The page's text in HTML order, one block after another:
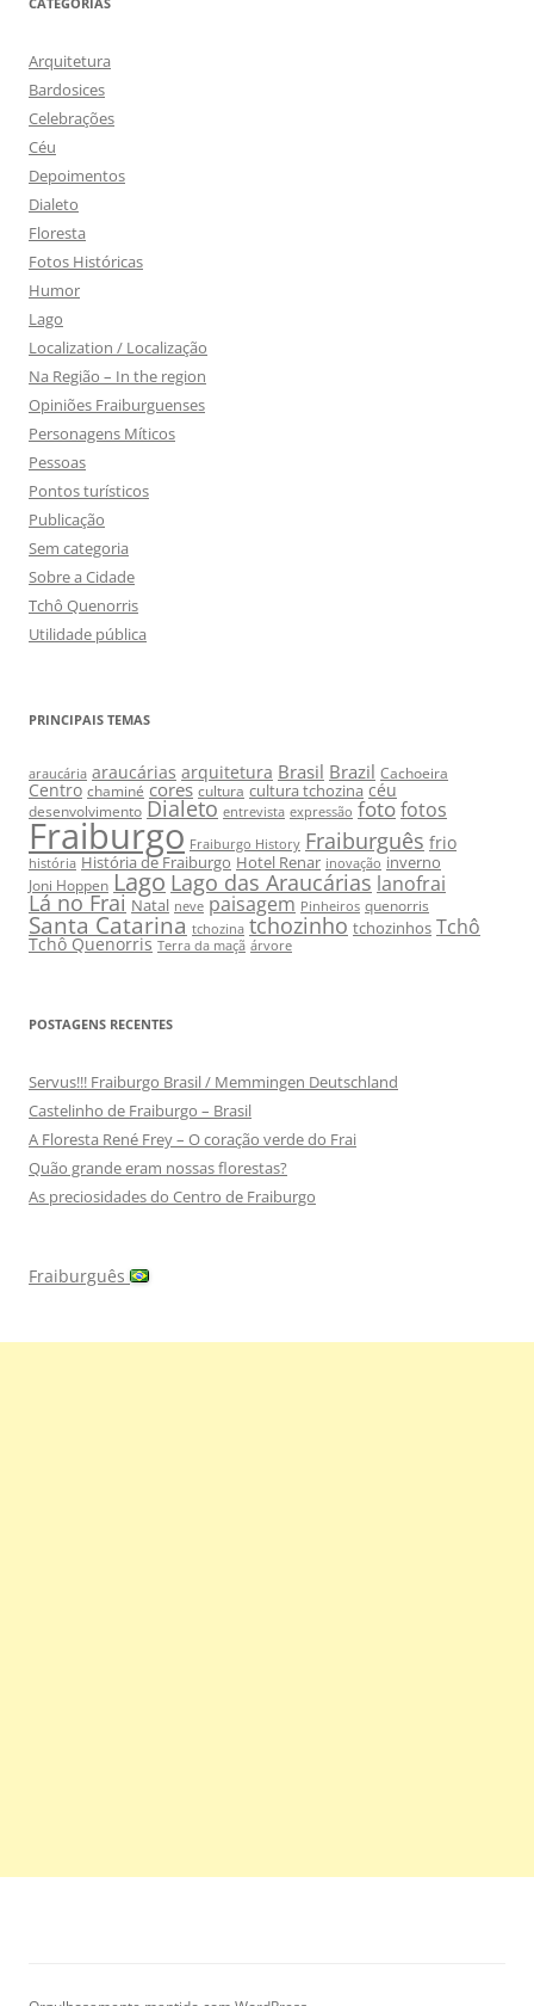
Arquitetura
Bardosices
Celebrações
Céu
Depoimentos
Dialeto
Floresta
Fotos Históricas
Humor
Lago
Localization / Localização
Na Região – In the region
Opiniões Fraiburguenses
Personagens Míticos
Pessoas
Pontos turísticos
Publicação
Sem categoria
Sobre a Cidade
Tchô Quenorris
Utilidade pública
PRINCIPAIS TEMAS
araucária araucárias arquitetura Brasil Brazil Cachoeira
Centro chaminé cores cultura cultura tchozina céu
desenvolvimento Dialeto entrevista expressão fotofotos
Fraiburgo Fraiburgo History Fraiburguês frio
história História de Fraiburgo Hotel Renar inovação inverno
Joni Hoppen Lago Lago das Araucárias lanofrai
Lá no Frai Natal neve paisagem Pinheiros quenorris
Santa Catarina tchozina tchozinho tchozinhos Tchô
Tchô Quenorris Terra da maçã árvore
POSTAGENS RECENTES
Servus!!! Fraiburgo Brasil / Memmingen Deutschland
Castelinho de Fraiburgo – Brasil
A Floresta René Frey – O coração verde do Frai
Quão grande eram nossas florestas?
As preciosidades do Centro de Fraiburgo
Fraiburguês